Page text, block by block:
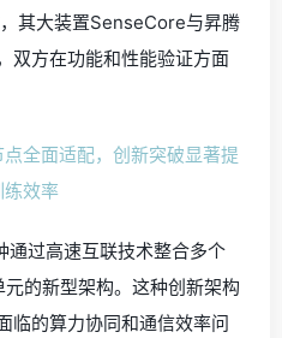
其大装置SenseCore与昇腾
双方在功能和性能验证方面
过高速互联技术整合多个
的新型架构。这种创新架构
临的算力协同和通信效率问